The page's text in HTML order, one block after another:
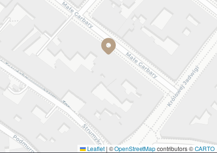
Leaflet | ©OpenStreetMapcontributors ©CARTO